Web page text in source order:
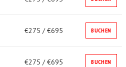
€275 / €695 BUCHEN
€275 / €695 BUCHEN